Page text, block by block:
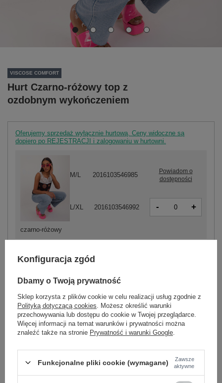
VISCOSE COMFORT
Hurt Czarno-różowy top z
ozdobnym wykończeniem
Oferujemy sprzedaż wyłącznie hurtową. Ceny widoczne są
dopiero po REJESTRACJI i zalogowaniu w hurtowni.
czarno-różowy
M/L 2016103546985
Powiadom o
dostępności
L/XL 2016103546992 - +
ZALOGUJ SIĘ I ZOBACZ CENĘ
Masz pytanie? Chętnie pomożemy.
Zadzwoń+48 601 547 740 Zadaj pytanie
skład materiału : 100% wiskoza
Kod produktu
AT-TP-22501B.01X
casual
Konfiguracja zgód
Dbamy o Twoją prywatność
Sklep korzysta z plików cookie w celu realizacji usług zgodnie z
Polityką dotyczącą cookies . Możesz określić warunki
przechowywania lub dostępu do cookie w Twojej przeglądarce.
Więcej informacji na temat warunków i prywatności można
znaleźć także na stronie Prywatność i warunki Google
Funkcjonalne pliki cookie (wymagane)
Zawsze
aktywne